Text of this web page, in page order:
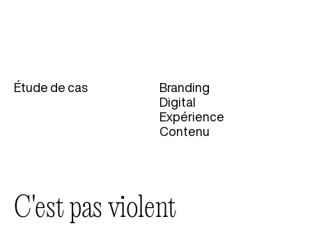
Étude de cas Catégories
Branding
Digital
Expérience
Contenu
C'est pas violent